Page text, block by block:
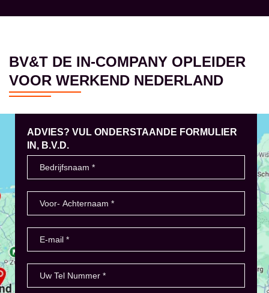
BV&T DE IN-COMPANY OPLEIDER
VOOR WERKEND NEDERLAND
ADVIES? VUL ONDERSTAANDE FORMULIER
IN, B.V.D.